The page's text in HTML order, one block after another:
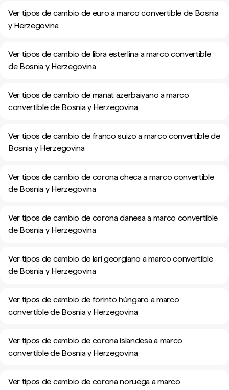
Ver tipos de cambio de euro a marco convertible de Bosnia
y Herzegovina
Ver tipos de cambio de libra esterlina a marco convertible
de Bosnia y Herzegovina
Ver tipos de cambio de manat azerbaiyano a marco
convertible de Bosnia y Herzegovina
Ver tipos de cambio de franco suizo a marco convertible de
Bosnia y Herzegovina
Ver tipos de cambio de corona checa a marco convertible
de Bosnia y Herzegovina
Ver tipos de cambio de corona danesa a marco convertible
de Bosnia y Herzegovina
Ver tipos de cambio de lari georgiano a marco convertible
de Bosnia y Herzegovina
Ver tipos de cambio de forinto húngaro a marco
convertible de Bosnia y Herzegovina
Ver tipos de cambio de corona islandesa a marco
convertible de Bosnia y Herzegovina
Ver tipos de cambio de corona noruega a marco